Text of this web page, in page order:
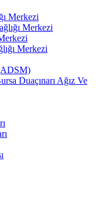
Merkezi
Merkezi
Merkezi
Duaçınarı Ağız Ve